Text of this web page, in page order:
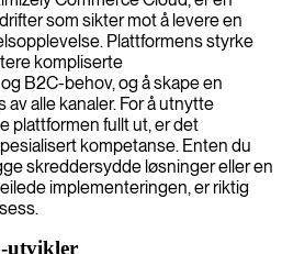
som sikter mot å levere en
Plattformens styrke
kompliserte
B2C-behov, og å skape en
alle kanaler. For å utnytte
plattformen fullt ut, er det
kompetanse. Enten du
skreddersydde løsninger eller en
implementeringen, er riktig
utvikler